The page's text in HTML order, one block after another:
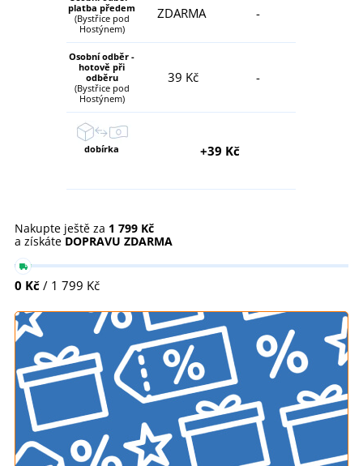
platba předem
(Bystřice pod
Hostýnem)
ZDARMA -
Osobní odběr -
hotově při
odběru
(Bystřice pod
Hostýnem)
39 Kč -
dobírka +39 Kč
Nakupte ještě za 1 799 Kč
a získáte DOPRAVU ZDARMA
0 Kč / 1 799 Kč